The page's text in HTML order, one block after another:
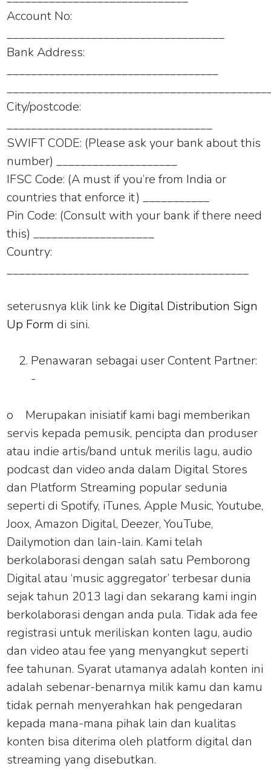
Account No:
____________________________________
Bank Address:
___________________________________
City/postcode:
__________________________________
SWIFT CODE: (Please ask your bank about this
number) ____________________
IFSC Code: (A must if you’re from India or
countries that enforce it) ___________
Pin Code: (Consult with your bank if there need
this) ____________________
Country:
________________________________________
seterusnya klik link ke Digital Distribution Sign
Up Form di sini.
Penawaran sebagai user Content Partner:
-
o
Merupakan inisiatif kami bagi memberikan
servis kepada pemusik, pencipta dan produser
atau indie artis/band untuk merilis lagu, audio
podcast dan video anda dalam Digital Stores
dan Platform Streaming popular sedunia
seperti di Spotify, iTunes, Apple Music, Youtube,
Joox, Amazon Digital, Deezer, YouTube,
Dailymotion dan lain-lain. Kami telah
berkolaborasi dengan salah satu Pemborong
Digital atau ‘music aggregator’ terbesar dunia
sejak tahun 2013 lagi dan sekarang kami ingin
berkolaborasi dengan anda pula. Tidak ada fee
registrasi untuk meriliskan konten lagu, audio
dan video atau fee yang menyangkut seperti
fee tahunan. Syarat utamanya adalah konten ini
adalah sebenar-benarnya milik kamu dan kamu
tidak pernah menyerahkan hak pengedaran
kepada mana-mana pihak lain dan kualitas
konten bisa diterima oleh platform digital dan
streaming yang disebutkan.